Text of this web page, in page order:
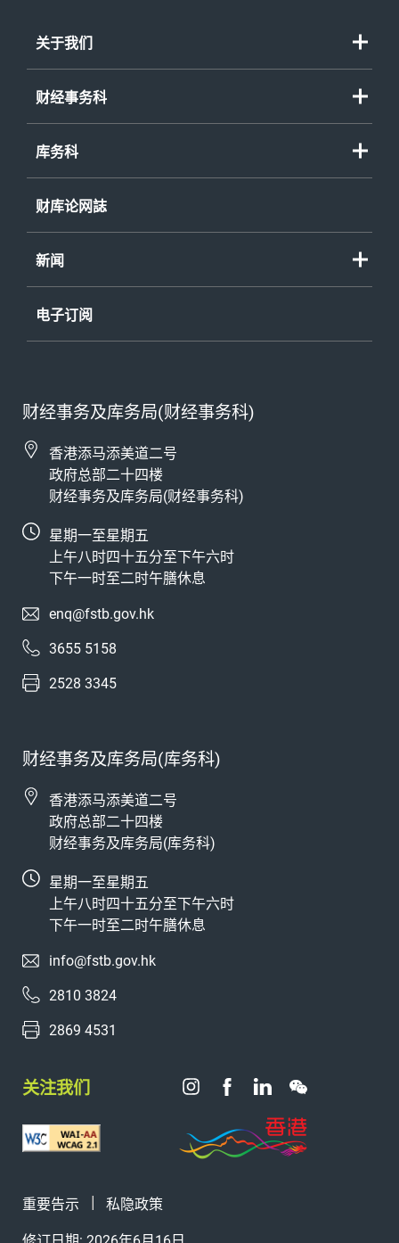
关于我们
财经事务科
库务科
财库论网誌
新闻
电子订阅
财经事务及库务局(财经事务科)
香港添马添美道二号
政府总部二十四楼
财经事务及库务局(财经事务科)
星期一至星期五
上午八时四十五分至下午六时
下午一时至二时午膳休息
enq@fstb.gov.hk
3655 5158
2528 3345
财经事务及库务局(库务科)
香港添马添美道二号
政府总部二十四楼
财经事务及库务局(库务科)
星期一至星期五
上午八时四十五分至下午六时
下午一时至二时午膳休息
info@fstb.gov.hk
2810 3824
2869 4531
关注我们
重要告示 私隐政策